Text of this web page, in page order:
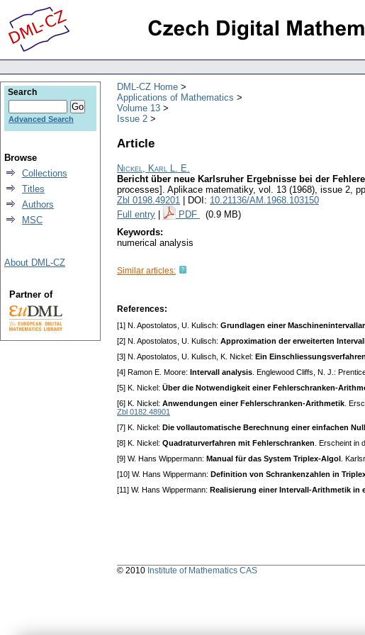
DML-CZ Home
Applications of Mathematics
Volume 13
Issue 2
Article
Nickel, Karl L. E.
Bericht über neue Karlsruher Ergebnisse bei der
processes]. Aplikace matematiky, vol. 13 (1968), issue 2,
Zbl 0198.49201 | DOI: 10.21136/AM.1968.103150
Full entry
PDF (0.9 MB)
Keywords:
numerical analysis
Similar articles:
References:
[1] N. Apostolatos, U. Kulisch: Grundlagen einer
[2] N. Apostolatos, U. Kulisch: Approximation der erweiterten
[3] N. Apostolatos, U. Kulisch, K. Nickel: Ein
[4] Ramon E. Moore: Intervall analysis . Englewood Cliffs, N. J.:
[5] K. Nickel: Über die Notwendigkeit einer Fehlerschranken-
[6] K. Nickel: Anwendungen einer Fehlerschranken-Arithmetik .
Zbl 0182.48901
[7] K. Nickel: Die vollautomatische Berechnung einer einfachen
[8] K. Nickel: Quadraturverfahren mit Fehlerschranken . Erscheint in
[9] W. Hans Wippermann: Manual für das System Triplex-Algol
.
[10] W. Hans Wippermann: Definition von Schrankenzahlen in
[11] W. Hans Wippermann: Realisierung einer Intervall-Arithmetik in
Search
Advanced Search
Browse
Collections
Titles
Authors
MSC
About DML-CZ
Partner of
© 2010 Institute of Mathematics CAS